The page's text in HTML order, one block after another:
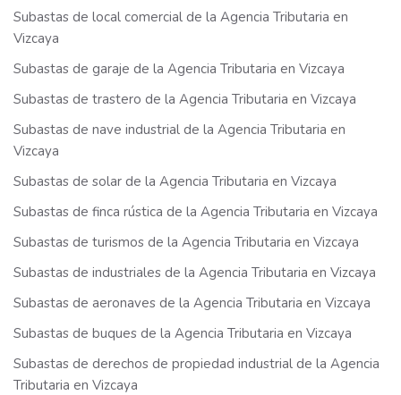
Subastas de local comercial de la Agencia Tributaria en
Vizcaya
Subastas de garaje de la Agencia Tributaria en Vizcaya
Subastas de trastero de la Agencia Tributaria en Vizcaya
Subastas de nave industrial de la Agencia Tributaria en
Vizcaya
Subastas de solar de la Agencia Tributaria en Vizcaya
Subastas de finca rústica de la Agencia Tributaria en Vizcaya
Subastas de turismos de la Agencia Tributaria en Vizcaya
Subastas de industriales de la Agencia Tributaria en Vizcaya
Subastas de aeronaves de la Agencia Tributaria en Vizcaya
Subastas de buques de la Agencia Tributaria en Vizcaya
Subastas de derechos de propiedad industrial de la Agencia
Tributaria en Vizcaya